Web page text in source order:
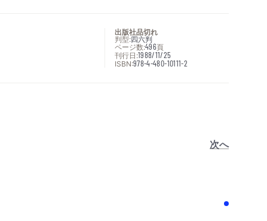
出版社品切れ
判型:四六判
ページ数:496頁
刊行日:1988/11/25
ISBN:978-4-480-10111-2
次へ